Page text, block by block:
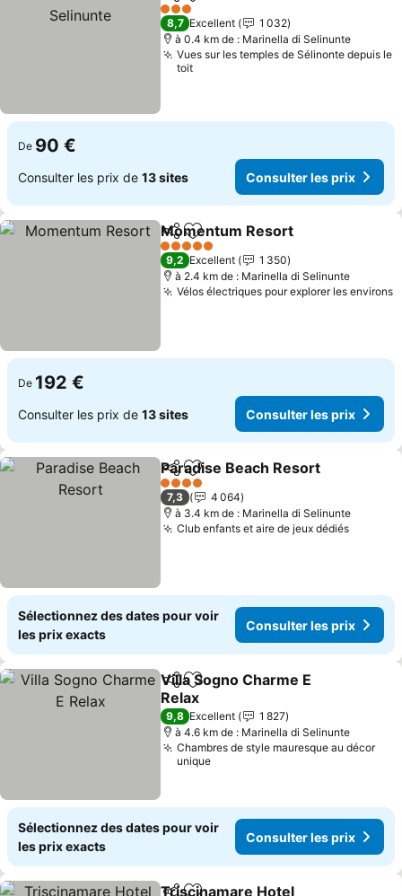
3 Étoiles
8,7 Excellent
1 032
à 0.4 km de : Marinella di Selinunte
Vues sur les temples de Sélinonte depuis le
toit
De 90 €
Consulter les prix de 13 sites Consulter les prix
PartagerAjouter à mes favoris
Momentum Resort
5 Étoiles
9,2 Excellent
1 350
à 2.4 km de : Marinella di Selinunte
Vélos électriques pour explorer les environs
De 192 €
Consulter les prix de 13 sites Consulter les prix
PartagerAjouter à mes favoris
Paradise Beach Resort
4 Étoiles
7,3
4 064
à 3.4 km de : Marinella di Selinunte
Club enfants et aire de jeux dédiés
Sélectionnez des dates pour voir
les prix exacts
Consulter les prix
PartagerAjouter à mes favoris
Villa Sogno Charme E
Relax
Consulter les prix
9,8 Excellent
1 827
à 4.6 km de : Marinella di Selinunte
Chambres de style mauresque au décor
unique
Sélectionnez des dates pour voir
les prix exacts
Consulter les prix
Triscinamare Hotel